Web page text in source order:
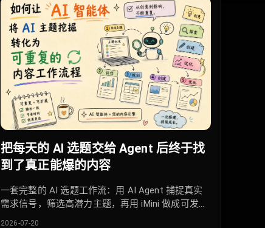
把每天的 AI 选题交给 Agent 后终于找
到了真正能爆的内容
一套完整的 AI 选题工作流：用 AI Agent 捕捉真实
需求信号，筛选高潜力主题，再用 iMini 做成可发
2026-07-20